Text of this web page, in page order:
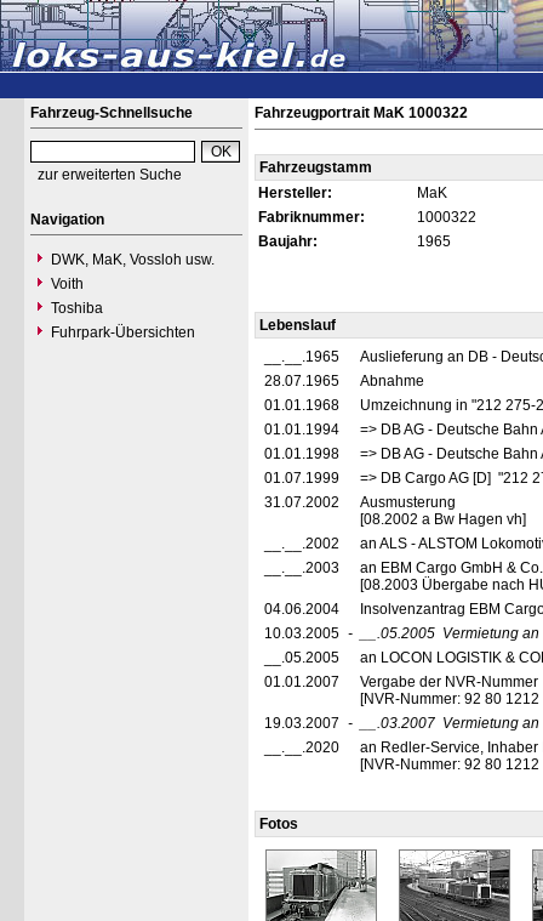
Fahrzeug-Schnellsuche
zur erweiterten Suche
Navigation
DWK, MaK, Vossloh usw.
Voith
Toshiba
Fuhrpark-Übersichten
Fahrzeugportrait MaK 1000322
Fahrzeugstamm
Hersteller:
MaK
Fabriknummer:
1000322
Baujahr:
1965
Lebenslauf
__.__.1965
Auslieferung an DB -
28.07.1965
Abnahme
01.01.1968
Umzeichnung in "212 275-
01.01.1994
=> DB AG - Deutsche
01.01.1998
=> DB AG - Deutsche
01.07.1999
=> DB Cargo AG [D] "212
31.07.2002
Ausmusterung
[08.2002 a Bw Hagen vh]
__.__.2002
an ALS - ALSTOM
__.__.2003
an EBM Cargo GmbH &
[08.2003 Übergabe nach
04.06.2004
Insolvenzantrag EBM
10.03.2005 - __.05.2005 Vermietung an
__.05.2005
an LOCON LOGISTIK &
01.01.2007
Vergabe der NVR-Nummer
[NVR-Nummer: 92 80
19.03.2007 - __.03.2007 Vermietung
__.__.2020
an Redler-Service,
[NVR-Nummer: 92 80
Fotos